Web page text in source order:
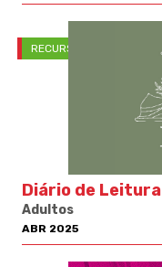
RECURSOS PNL
Diário de Leitura
Adultos
ABR 2025